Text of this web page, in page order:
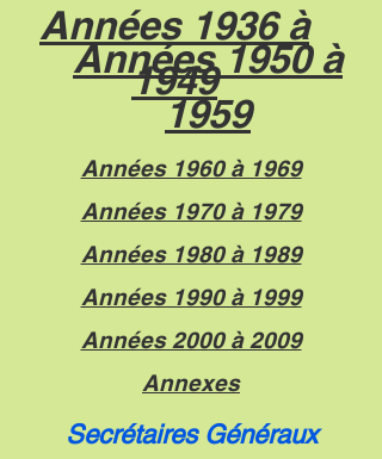
Années 1936 à
1949
Années 1950 à
1959
Années 1960 à 1969
Années 1970 à 1979
Années 1980 à 1989
Années 1990 à 1999
Années 2000 à 2009
Annexes
Secrétaires Généraux